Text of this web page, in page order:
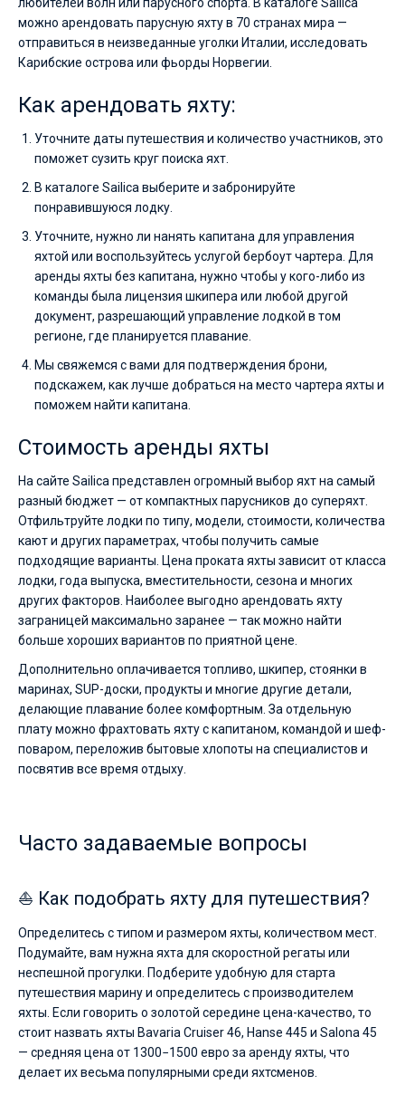
можно арендовать парусную яхту в 70 странах мира —
отправиться в неизведанные уголки Италии, исследовать
Карибские острова или фьорды Норвегии.
Как арендовать яхту:
Уточните даты путешествия и количество участников, это
поможет сузить круг поиска яхт.
В каталоге Sailica выберите и забронируйте
понравившуюся лодку.
Уточните, нужно ли нанять капитана для управления
яхтой или воспользуйтесь услугой бербоут чартера. Для
аренды яхты без капитана, нужно чтобы у кого-либо из
команды была лицензия шкипера или любой другой
документ, разрешающий управление лодкой в том
регионе, где планируется плавание.
Мы свяжемся с вами для подтверждения брони,
подскажем, как лучше добраться на место чартера яхты и
поможем найти капитана.
Стоимость аренды яхты
На сайте Sailica представлен огромный выбор яхт на самый
разный бюджет — от компактных парусников до суперяхт.
Отфильтруйте лодки по типу, модели, стоимости, количества
кают и других параметрах, чтобы получить самые
подходящие варианты. Цена проката яхты зависит от класса
лодки, года выпуска, вместительности, сезона и многих
других факторов. Наиболее выгодно арендовать яхту
заграницей максимально заранее — так можно найти
больше хороших вариантов по приятной цене.
Дополнительно оплачивается топливо, шкипер, стоянки в
маринах, SUP-доски, продукты и многие другие детали,
делающие плавание более комфортным. За отдельную
плату можно фрахтовать яхту с капитаном, командой и шеф-
поваром, переложив бытовые хлопоты на специалистов и
посвятив все время отдыху.
Часто задаваемые вопросы
⛵ Как подобрать яхту для путешествия?
Определитесь с типом и размером яхты, количеством мест.
Подумайте, вам нужна яхта для скоростной регаты или
неспешной прогулки. Подберите удобную для старта
путешествия марину и определитесь с производителем
яхты. Если говорить о золотой середине цена-качество, то
стоит назвать яхты Bavaria Cruiser 46, Hanse 445 и Salona 45
— средняя цена от 1300−1500 евро за аренду яхты, что
делает их весьма популярными среди яхтсменов.